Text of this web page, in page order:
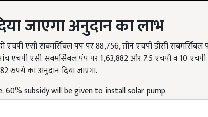
जाएगा अनुदान का लाभ
एसी सबमर्सिबल पंप पर 88,756, तीन एचपी डीसी सबमर्सिबल पंप
एचपी एसी सबमर्सिबल पंप पर 1,63,882 और 7.5 एचपी व 10 एचपी
रुपये का अनुदान दिया जाएगा.
60% subsidy will be given to install solar pump